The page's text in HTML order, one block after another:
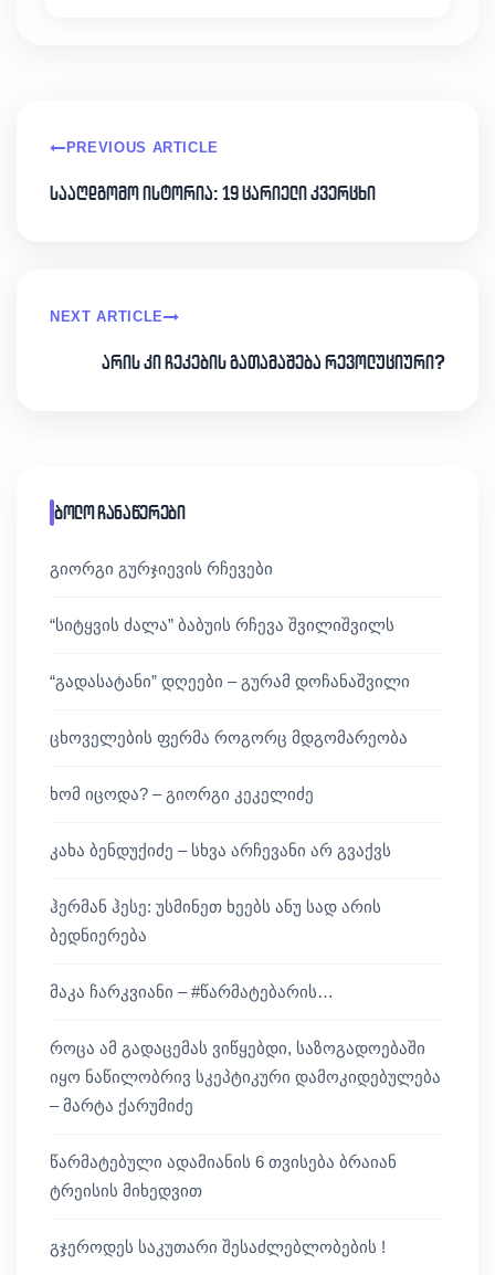
PREVIOUS ARTICLE
სააღდგომო ისტორია: 19 ცარიელი კვერცხი
NEXT ARTICLE
არის კი ჩეკების გათამაშება რევოლუციური?
ბოლო ჩანაწერები
გიორგი გურჯიევის რჩევები
“სიტყვის ძალა” ბაბუის რჩევა შვილიშვილს
“გადასატანი” დღეები – გურამ დოჩანაშვილი
ცხოველების ფერმა როგორც მდგომარეობა
ხომ იცოდა? – გიორგი კეკელიძე
კახა ბენდუქიძე – სხვა არჩევანი არ გვაქვს
ჰერმან ჰესე: უსმინეთ ხეებს ანუ სად არის
ბედნიერება
მაკა ჩარკვიანი – #წარმატებარის…
როცა ამ გადაცემას ვიწყებდი, საზოგადოებაში
იყო ნაწილობრივ სკეპტიკური დამოკიდებულება
– მარტა ქარუმიძე
წარმატებული ადამიანის 6 თვისება ბრაიან
ტრეისის მიხედვით
გჯეროდეს საკუთარი შესაძლებლობების !